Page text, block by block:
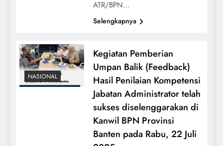
ATR/BPN…
Selengkapnya
NASIONAL
Kegiatan Pemberian
Umpan Balik (Feedback)
Hasil Penilaian Kompetensi
Jabatan Administrator telah
sukses diselenggarakan di
Kanwil BPN Provinsi
Banten pada Rabu, 22 Juli